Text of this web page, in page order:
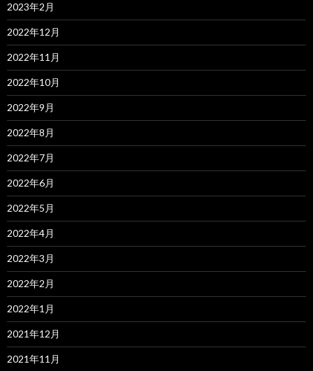
2023年2月
2022年12月
2022年11月
2022年10月
2022年9月
2022年8月
2022年7月
2022年6月
2022年5月
2022年4月
2022年3月
2022年2月
2022年1月
2021年12月
2021年11月